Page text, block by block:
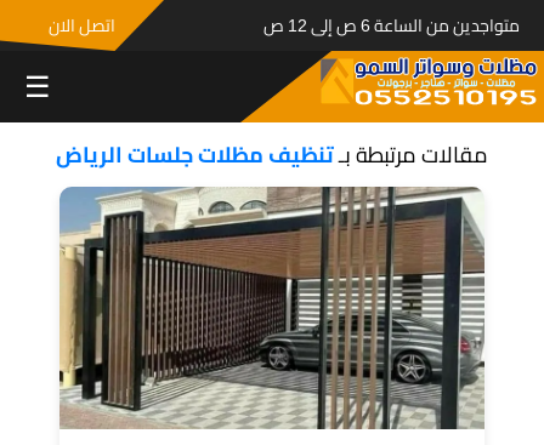
متواجدين من الساعة 6 ص إلى 12 ص اتصل الان
☰
مقالات مرتبطة بـتنظيف مظلات جلسات الرياض